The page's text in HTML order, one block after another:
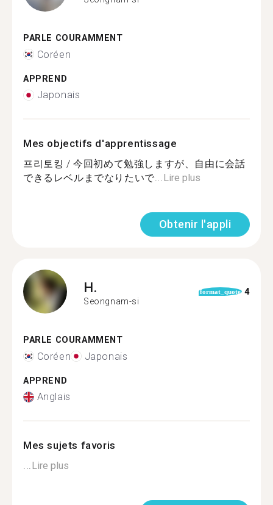
PARLE COURAMMENT
Coréen
APPREND
Japonais
Mes objectifs d'apprentissage
프리토킹 / 今回初めて勉強しますが、自由に会話
できるレベルまでなりたいで...Lire plus
Obtenir l'appli
H.
Seongnam-si
format_quote 4
PARLE COURAMMENT
Coréen Japonais
APPREND
Anglais
Mes sujets favoris
...Lire plus